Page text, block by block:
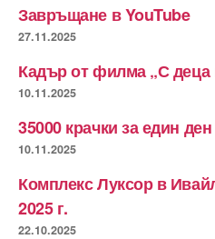
Завръщане в YouTube
27.11.2025
Кадър от филма „С деца
10.11.2025
35000 крачки за един ден
10.11.2025
Комплекс Луксор в
2025 г.
22.10.2025